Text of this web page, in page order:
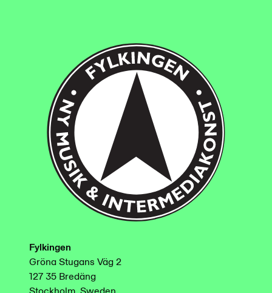
Fylkingen
Gröna Stugans Väg 2
127 35 Bredäng